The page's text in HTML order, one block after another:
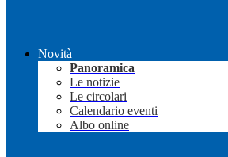
Novità
Panoramica
Le notizie
Le circolari
Calendario eventi
Albo online